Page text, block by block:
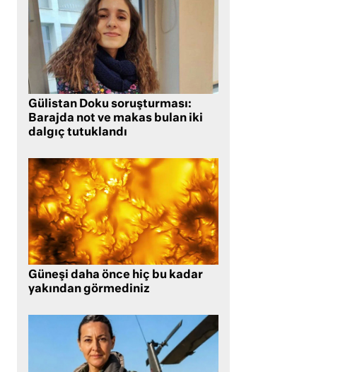
Gülistan Doku soruşturması:
Barajda not ve makas bulan iki
dalgıç tutuklandı
Güneşi daha önce hiç bu kadar
yakından görmediniz